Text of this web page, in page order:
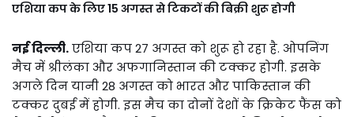
एशिया कप के लिए 15 अगस्त से टिकटों की बिक्री शुरू होगी
नई दिल्ली.एशिया कप 27 अगस्त को शुरू हो रहा है. ओपनिंग
मैच में श्रीलंका और अफगानिस्तान की टक्कर होगी. इसके
अगले दिन यानी 28 अगस्त को भारत और पाकिस्तान की
टक्कर दुबई में होगी. इस मैच का दोनों देशों के क्रिकेट फैंस को